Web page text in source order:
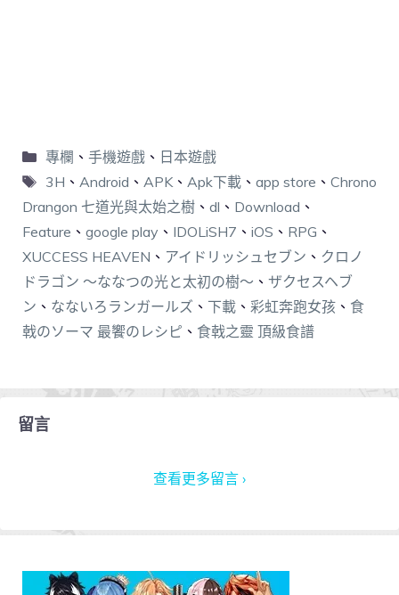
專欄 、 手機遊戲、 日本遊戲
3H 、 Android 、 APK、 Apk下載、 app store 、 Chrono
Drangon 七道光與太始之樹 、 dl 、 Download 、
Feature 、 google play 、 IDOLiSH7 、 iOS 、 RPG 、
XUCCESS HEAVEN 、 アイドリッシュセブン 、 クロノ
ドラゴン ～ななつの光と太初の樹～ 、 ザクセスヘブ
ン 、 なないろランガールズ 、 下載 、 彩虹奔跑女孩 、 食
戟のソーマ 最饗のレシピ 、 食戟之靈 頂級食譜
留言
查看更多留言 ›